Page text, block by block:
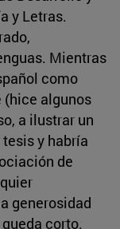
y Letras.
Mientras
como
(hice algunos
a ilustrar un
y habría
de
generosidad
corto.